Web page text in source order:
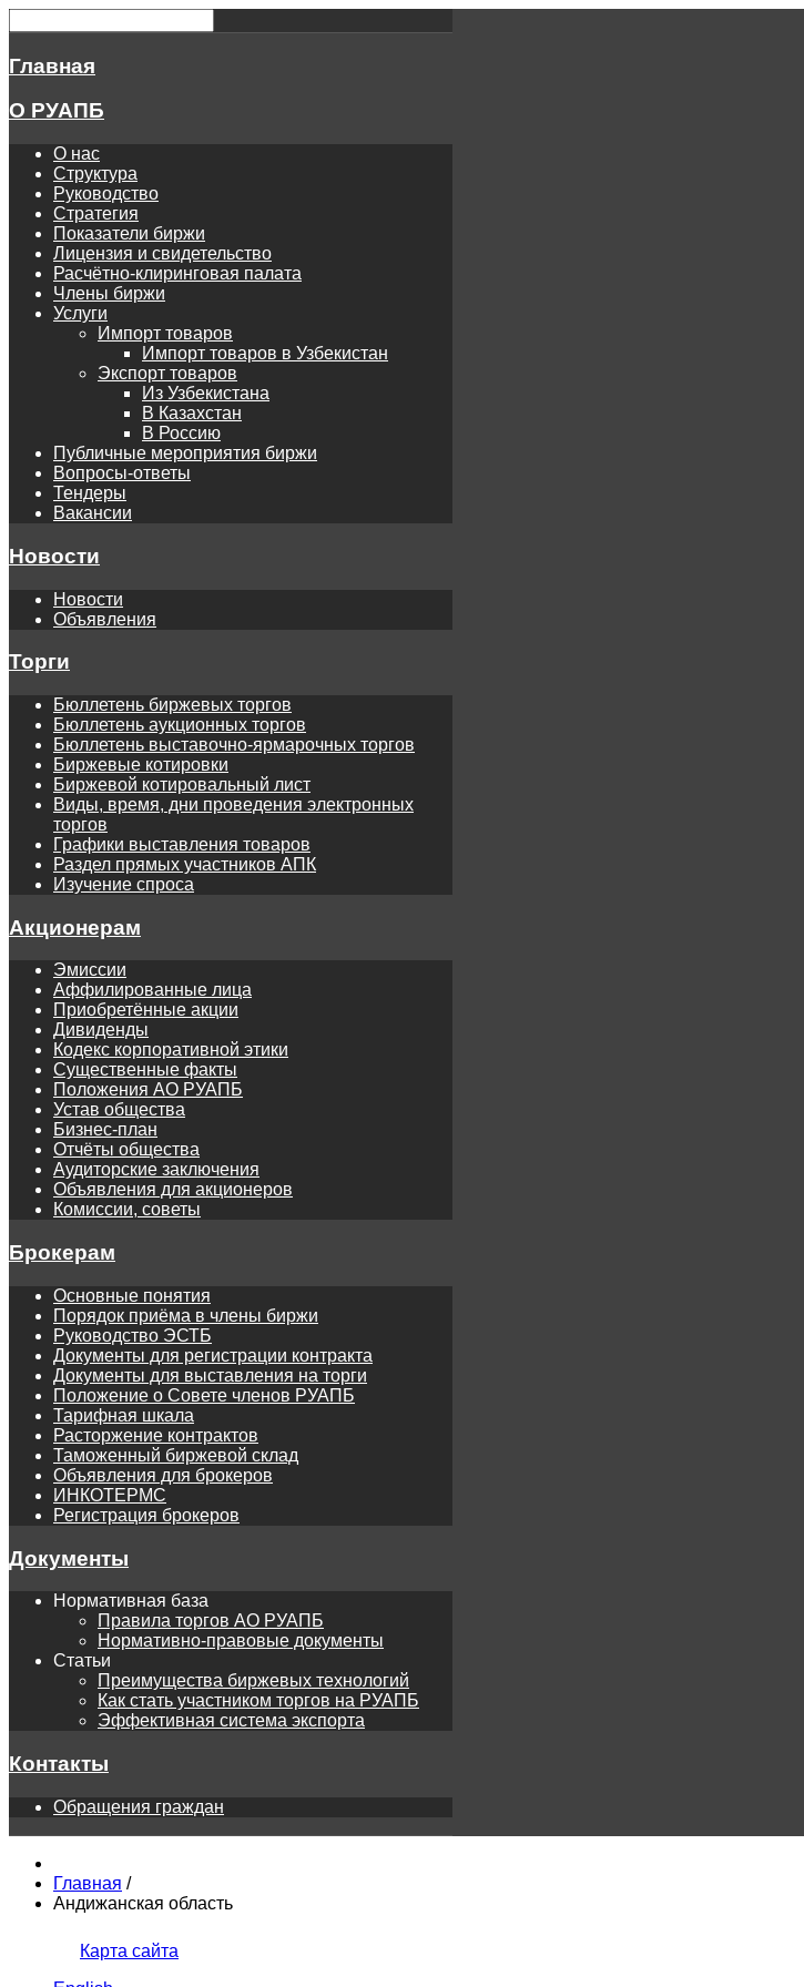
Главная
О РУАПБ
О нас
Структура
Руководство
Стратегия
Показатели биржи
Лицензия и свидетельство
Расчётно-клиринговая палата
Члены биржи
Услуги
Импорт товаров
Импорт товаров в Узбекистан
Экспорт товаров
Из Узбекистана
В Казахстан
В Россию
Публичные мероприятия биржи
Вопросы-ответы
Тендеры
Вакансии
Новости
Новости
Объявления
Торги
Бюллетень биржевых торгов
Бюллетень аукционных торгов
Бюллетень выставочно-ярмарочных торгов
Биржевые котировки
Биржевой котировальный лист
Виды, время, дни проведения электронных
торгов
Графики выставления товаров
Раздел прямых участников АПК
Изучение спроса
Акционерам
Эмиссии
Аффилированные лица
Приобретённые акции
Дивиденды
Кодекс корпоративной этики
Существенные факты
Положения АО РУАПБ
Устав общества
Бизнес-план
Отчёты общества
Аудиторские заключения
Объявления для акционеров
Комиссии, советы
Брокерам
Основные понятия
Порядок приёма в члены биржи
Руководство ЭСТБ
Документы для регистрации контракта
Документы для выставления на торги
Положение о Совете членов РУАПБ
Тарифная шкала
Расторжение контрактов
Таможенный биржевой склад
Объявления для брокеров
ИНКОТЕРМС
Регистрация брокеров
Документы
Нормативная база
Правила торгов АО РУАПБ
Нормативно-правовые документы
Статьи
Преимущества биржевых технологий
Как стать участником торгов на РУАПБ
Эффективная система экспорта
Контакты
Обращения граждан
Главная /
Андижанская область
Карта сайта